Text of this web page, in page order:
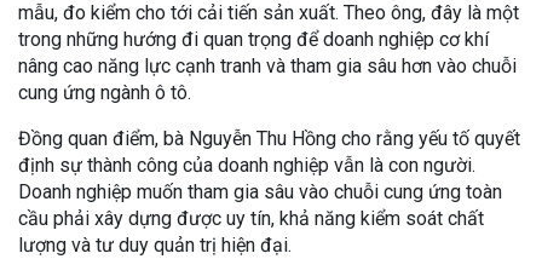
mẫu, đo kiểm cho tới cải tiến sản xuất. Theo ông, đây là một
trong những hướng đi quan trọng để doanh nghiệp cơ khí
nâng cao năng lực cạnh tranh và tham gia sâu hơn vào chuỗi
cung ứng ngành ô tô.
Đồng quan điểm, bà Nguyễn Thu Hồng cho rằng yếu tố quyết
định sự thành công của doanh nghiệp vẫn là con người.
Doanh nghiệp muốn tham gia sâu vào chuỗi cung ứng toàn
cầu phải xây dựng được uy tín, khả năng kiểm soát chất
lượng và tư duy quản trị hiện đại.